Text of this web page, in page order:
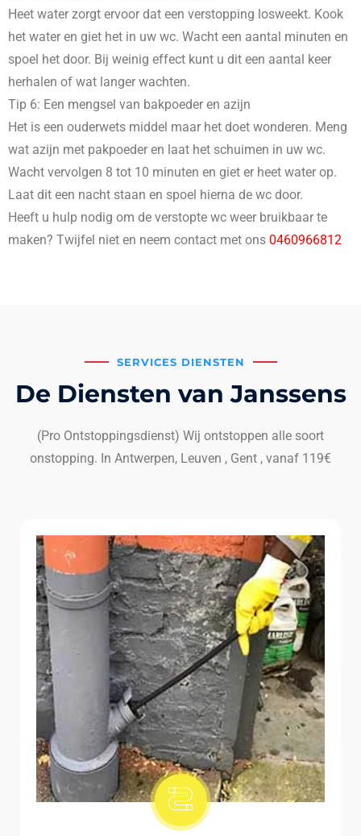
Heet water zorgt ervoor dat een verstopping losweekt. Kook
het water en giet het in uw wc. Wacht een aantal minuten en
spoel het door. Bij weinig effect kunt u dit een aantal keer
herhalen of wat langer wachten.
Tip 6: Een mengsel van bakpoeder en azijn
Het is een ouderwets middel maar het doet wonderen. Meng
wat azijn met pakpoeder en laat het schuimen in uw wc.
Wacht vervolgen 8 tot 10 minuten en giet er heet water op.
Laat dit een nacht staan en spoel hierna de wc door.
Heeft u hulp nodig om de verstopte wc weer bruikbaar te
maken? Twijfel niet en neem contact met ons 0460966812
SERVICES DIENSTEN
De Diensten van Janssens
(Pro Ontstoppingsdienst) Wij ontstoppen alle soort
onstopping. In Antwerpen, Leuven , Gent , vanaf 119€